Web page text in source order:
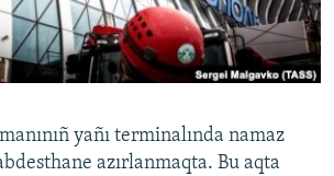
yañı terminalında namaz
azırlanmaqta. Bu aqta